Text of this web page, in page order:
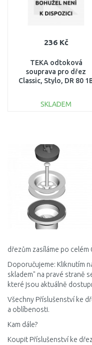
236 Kč
TEKA odtoková
souprava pro dřez
Classic, Stylo, DR 80
SKLADEM
Porovnat
dřezům zasíláme po celém
Doporučujeme: Kliknutím
skladem" na pravé straně
které jsou aktuálně
Všechny Příslušenství ke
a oblíbenosti.
Kam dále?
Koupit Příslušenství ke